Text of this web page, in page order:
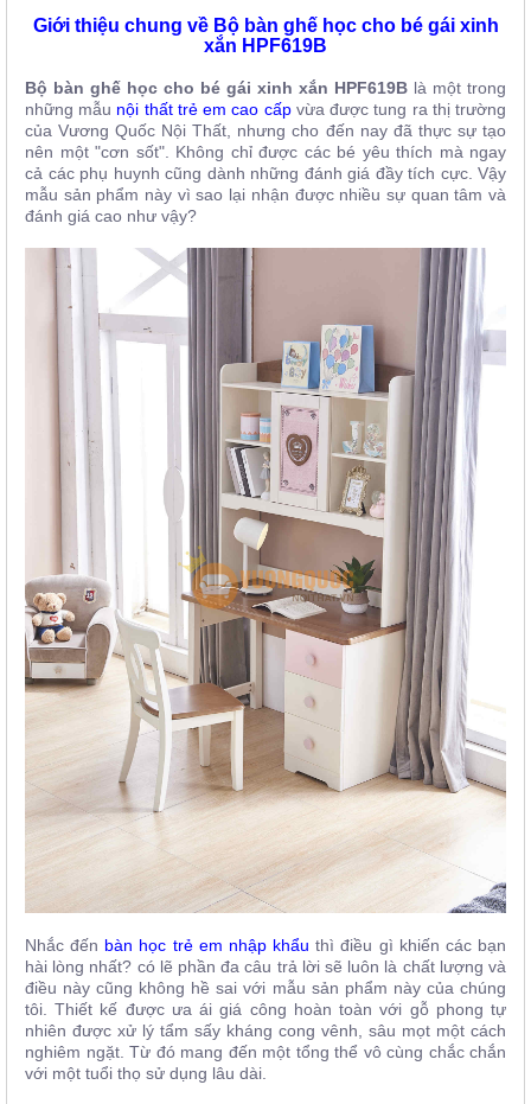
Giới thiệu chung về Bộ bàn ghế học cho bé gái xinh
xắn HPF619B
Bộ bàn ghế học cho bé gái xinh xắn HPF619B là một trong
những mẫu nội thất trẻ em cao cấpvừa được tung ra thị trường
của Vương Quốc Nội Thất, nhưng cho đến nay đã thực sự tạo
nên một "cơn sốt". Không chỉ được các bé yêu thích mà ngay
cả các phụ huynh cũng dành những đánh giá đầy tích cực. Vậy
mẫu sản phẩm này vì sao lại nhận được nhiều sự quan tâm và
đánh giá cao như vậy?
Nhắc đến bàn học trẻ em nhập khẩu thì điều gì khiến các bạn
hài lòng nhất? có lẽ phần đa câu trả lời sẽ luôn là chất lượng và
điều này cũng không hề sai với mẫu sản phẩm này của chúng
tôi. Thiết kế được ưa ái giá công hoàn toàn với gỗ phong tự
nhiên được xử lý tẩm sấy kháng cong vênh, sâu mọt một cách
nghiêm ngặt. Từ đó mang đến một tổng thể vô cùng chắc chắn
với một tuổi thọ sử dụng lâu dài.